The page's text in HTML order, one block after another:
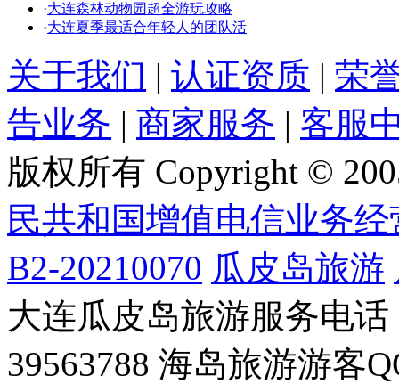
·大连森林动物园超全游玩攻略
·大连夏季最适合年轻人的团队活
关于我们 | 认证资质 | 荣
告业务 | 商家服务 | 客服
版权所有 Copyright ©
民共和国增值电信业务
B2-20210070 瓜皮岛旅游
大连瓜皮岛旅游服务电话
39563788 海岛旅游游客